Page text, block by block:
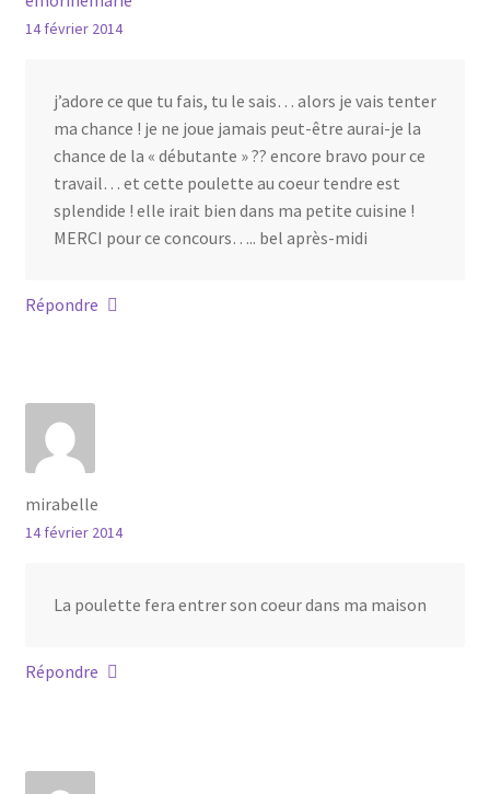
14 février 2014
j’adore ce que tu fais, tu le sais… alors je vais tenter
ma chance ! je ne joue jamais peut-être aurai-je la
chance de la « débutante » ?? encore bravo pour ce
travail… et cette poulette au coeur tendre est
splendide ! elle irait bien dans ma petite cuisine !
MERCI pour ce concours….. bel après-midi
Répondre
mirabelle
14 février 2014
La poulette fera entrer son coeur dans ma maison
Répondre